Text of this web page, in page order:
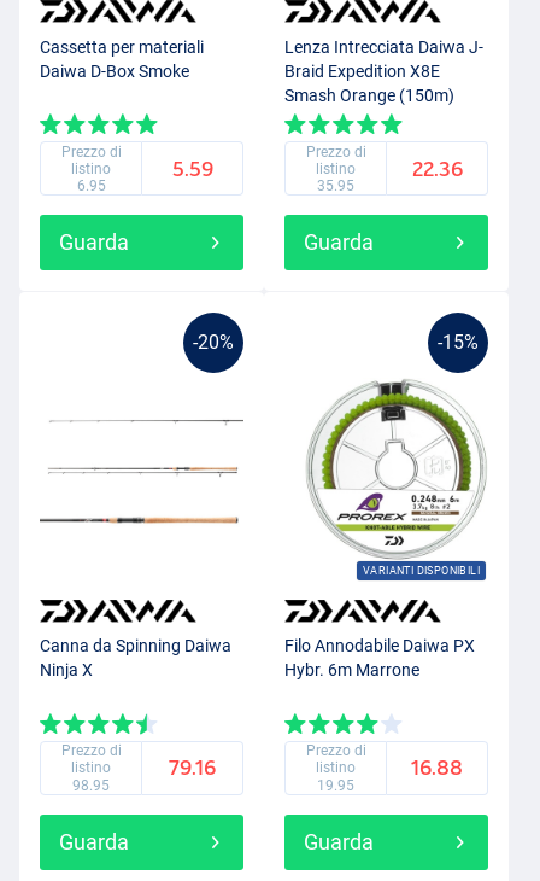
Cassetta per materiali
Daiwa D-Box Smoke
Prezzo di
listino
6.95
5.59
Guarda
Lenza Intrecciata Daiwa J-
Braid Expedition X8E
Smash Orange (150m)
Prezzo di
listino
35.95
22.36
Guarda
-20%
Canna da Spinning Daiwa
Ninja X
Prezzo di
listino
98.95
79.16
Guarda
-15%
VARIANTI DISPONIBILI
Filo Annodabile Daiwa PX
Hybr. 6m Marrone
Prezzo di
listino
19.95
16.88
Guarda